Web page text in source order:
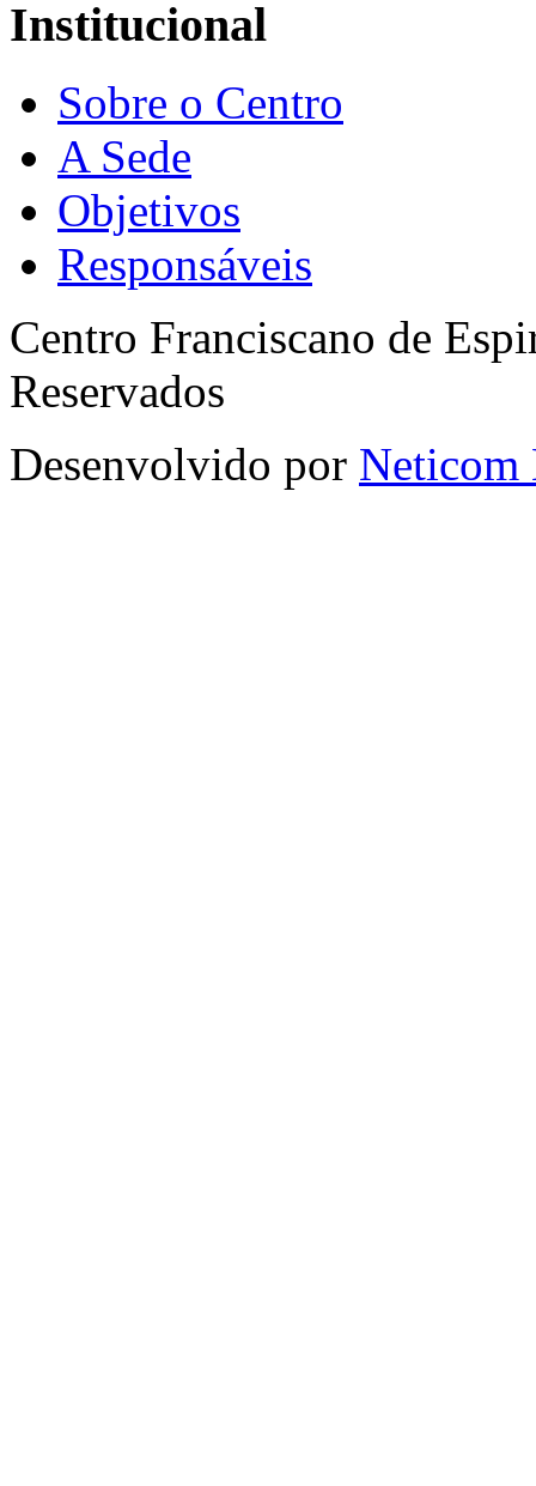
Institucional
Sobre o Centro
A Sede
Objetivos
Responsáveis
Centro Franciscano de
Reservados
Desenvolvido por Neticom